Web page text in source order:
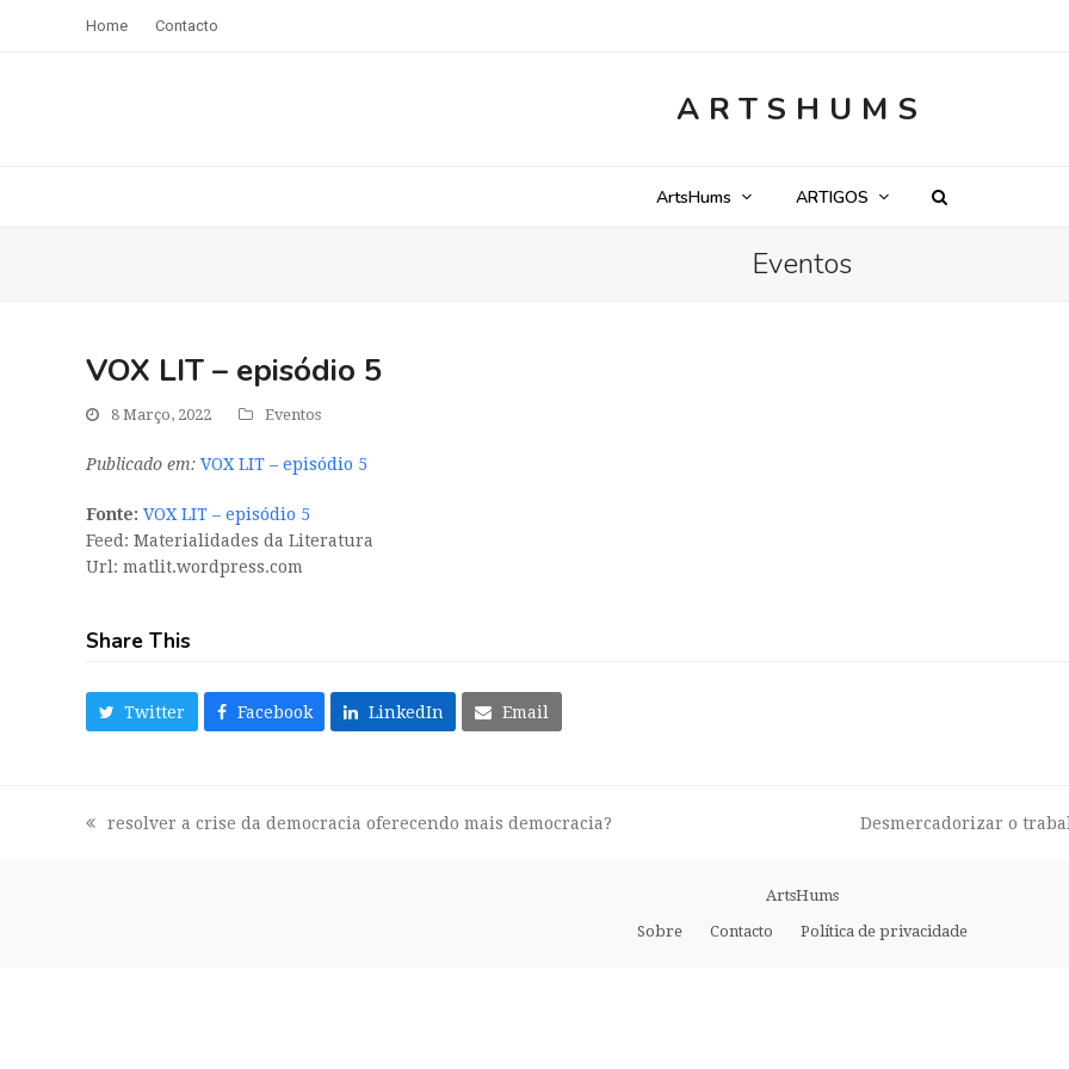
Home Contacto
ARTSHUMS
ArtsHums ARTIGOS
Eventos
VOX LIT – episódio 5
8 Março, 2022 Eventos
Publicado em: VOX LIT – episódio 5
Fonte: VOX LIT – episódio 5
Feed: Materialidades da Literatura
Url: matlit.wordpress.com
Share This
Twitter Facebook LinkedIn Email
previous
resolver a crise da democracia oferecendo mais democracia?
next
Desmercadorizar o
ArtsHums
Sobre
Contacto Política de privacidade